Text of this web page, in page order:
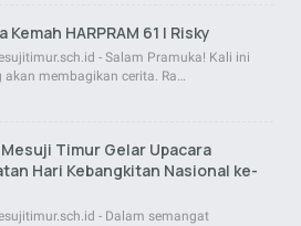
Kemah HARPRAM 61 | Risky
- Salam Pramuka! Kali ini
membagikan cerita. Ra…
Mesuji Timur Gelar Upacara
Hari Kebangkitan Nasional ke-
- Dalam semangat